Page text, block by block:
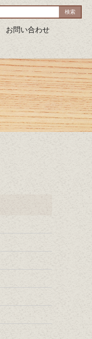
お問い合わせ